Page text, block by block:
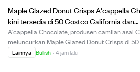
Maple Glazed Donut Crisps A'cappella
kini tersedia di 50 Costco California dan
pengiriman online.
A'cappella Chocolate, produsen camilan asal
meluncurkan Maple Glazed Donut Crisps di
Costco di California. Camilan ini terbuat dari
Lainnya Bullish · 4 jam lalu